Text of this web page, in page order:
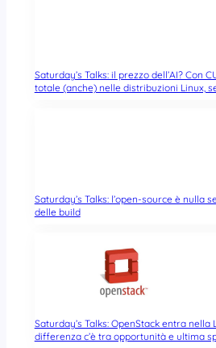
Saturday’s Talks: il prezzo dell’AI? Con
totale (anche) nelle distribuzioni Linux,
Saturday’s Talks: l’open-source è nulla
delle build
Saturday’s Talks: OpenStack entra nella
differenza c’è tra opportunità e ultima